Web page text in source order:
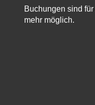
Buchungen sind
mehr möglich.